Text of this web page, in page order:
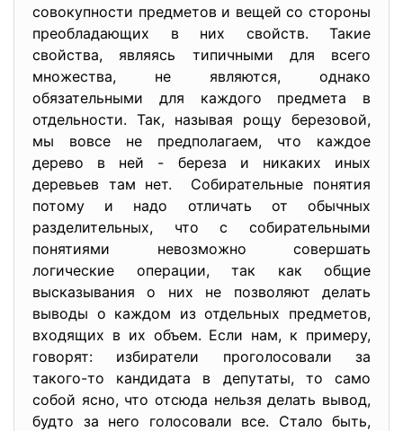
совокупности предметов и вещей со стороны
преобладающих в них свойств. Такие
свойства, являясь типичными для всего
множества, не являются, однако
обязательными для каждого предмета в
отдельности. Так, называя рощу березовой,
мы вовсе не предполагаем, что каждое
дерево в ней - береза и никаких иных
деревьев там нет. Собирательные понятия
потому и надо отличать от обычных
разделительных, что с собирательными
понятиями невозможно совершать
логические операции, так как общие
высказывания о них не позволяют делать
выводы о каждом из отдельных предметов,
входящих в их объем. Если нам, к примеру,
говорят: избиратели проголосовали за
такого-то кандидата в депутаты, то само
собой ясно, что отсюда нельзя делать вывод,
будто за него голосовали все. Стало быть,